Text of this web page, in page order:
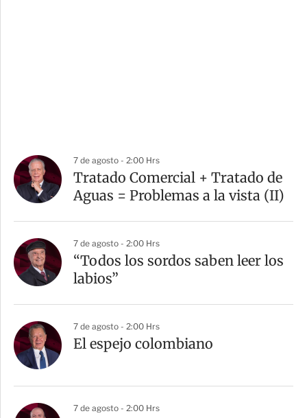
7 de agosto - 2:00 Hrs
Tratado Comercial + Tratado de
Aguas = Problemas a la vista (II)
7 de agosto - 2:00 Hrs
“Todos los sordos saben leer los
labios”
7 de agosto - 2:00 Hrs
El espejo colombiano
7 de agosto - 2:00 Hrs